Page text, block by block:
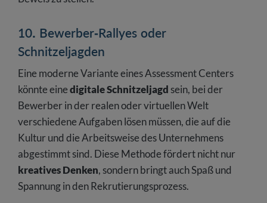
10. Bewerber-Rallyes oder
Schnitzeljagden
Eine moderne Variante eines Assessment Centers
könnte einedigitale Schnitzeljagdsein, bei der
Bewerber in der realen oder virtuellen Welt
verschiedene Aufgaben lösen müssen, die auf die
Kultur und die Arbeitsweise des Unternehmens
abgestimmt sind. Diese Methode fördert nicht nur
kreatives Denken, sondern bringt auch Spaß und
Spannung in den Rekrutierungsprozess.